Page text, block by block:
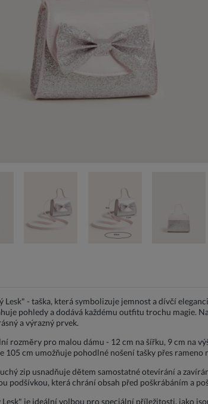
Lesk" - taška, která symbolizuje jemnost a dívčí
pohledy a dodává každému outfitu trochu magie.
a výrazný prvek.
rozměry pro malou dámu - 12 cm na šířku, 9 cm na
105 cm umožňuje pohodlné nošení tašky přes
zip usnadňuje dětem samostatné otevírání a
podšívkou, která chrání obsah před poškrábáním a
Lesk" je ideální volbou pro speciální příležitosti, jako